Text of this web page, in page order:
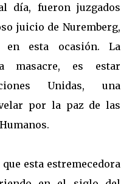
día, fueron juzgados
juicio de Nuremberg,
esta ocasión. La
masacre, es estar
Unidas, una
por la paz de las
esta estremecedora